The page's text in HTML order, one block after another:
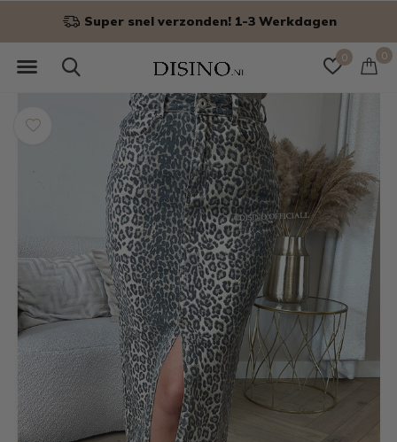
0 0
Super snel verzonden! 1-3 Werkdagen